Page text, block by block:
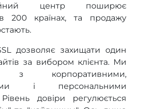
центр поширює
200 країнах, та продажу
дозволяє захищати один
за вибором клієнта. Ми
з корпоративними,
і персональними
довіри регулюється